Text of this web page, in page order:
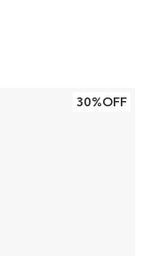
30%OFF